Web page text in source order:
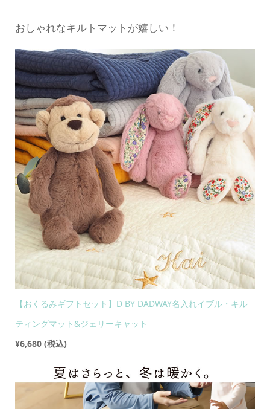
おしゃれなキルトマットが嬉しい！
【おくるみギフトセット】D BY DADWAY名入れイブル・キル
ティングマット&ジェリーキャット
¥6,680 (税込)